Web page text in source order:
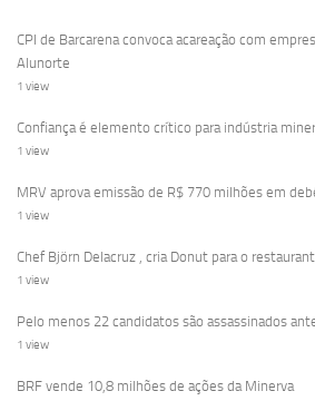
CPI de Barcarena convoca acareação com
Alunorte
1 view
Confiança é elemento crítico para indústria
1 view
MRV aprova emissão de R$ 770 milhões em
1 view
Chef Björn Delacruz , cria Donut para o
1 view
Pelo menos 22 candidatos são assassinados
1 view
BRF vende 10,8 milhões de ações da Minerva